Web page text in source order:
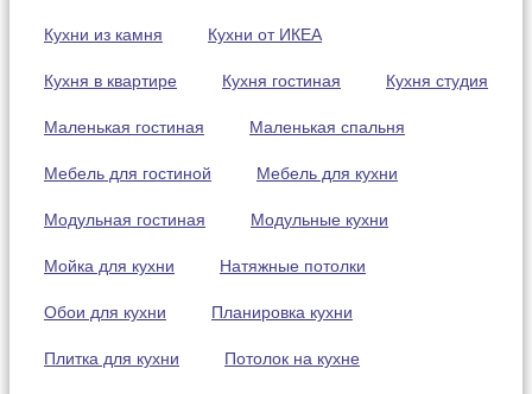
Кухни из камня Кухни от ИКЕА
Кухня в квартире Кухня гостиная Кухня студия
Маленькая гостиная Маленькая спальня
Мебель для гостиной Мебель для кухни
Модульная гостиная Модульные кухни
Мойка для кухни Натяжные потолки
Обои для кухни Планировка кухни
Плитка для кухни Потолок на кухне